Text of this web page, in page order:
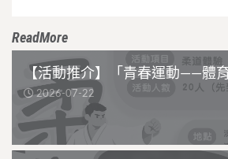
ReadMore
【活動推介】「青春運動——體
2026-07-22